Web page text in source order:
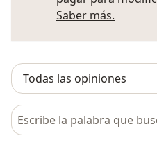
Saber más.
Busca en opiniones